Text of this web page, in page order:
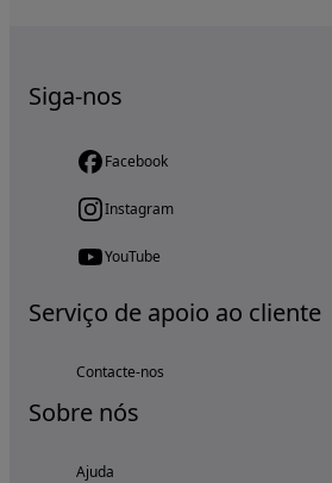
Siga-nos
Facebook
Instagram
YouTube
Serviço de apoio ao cliente
Contacte-nos
Sobre nós
Ajuda